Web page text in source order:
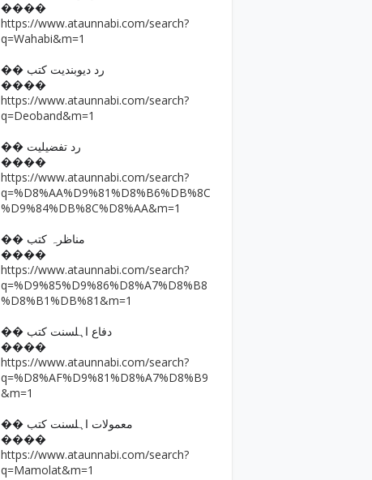
����
https://www.ataunnabi.com/search?
q=Wahabi&m=1
�� رد دیوبندیت کتب
����
https://www.ataunnabi.com/search?
q=Deoband&m=1
�� رد تفضیلیت
����
https://www.ataunnabi.com/search?
q=%D8%AA%D9%81%D8%B6%DB%8C
%D9%84%DB%8C%D8%AA&m=1
�� مناظرہ کتب
����
https://www.ataunnabi.com/search?
q=%D9%85%D9%86%D8%A7%D8%B8
%D8%B1%DB%81&m=1
�� دفاع اہلسنت کتب
����
https://www.ataunnabi.com/search?
q=%D8%AF%D9%81%D8%A7%D8%B9
&m=1
�� معمولات اہلسنت کتب
����
https://www.ataunnabi.com/search?
q=Mamolat&m=1